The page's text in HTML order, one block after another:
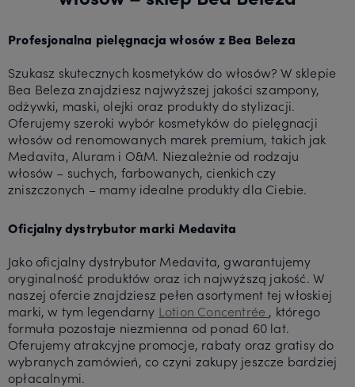
Profesjonalna pielęgnacja włosów z Bea Beleza
Szukasz skutecznych kosmetyków do włosów? W sklepie
Bea Beleza znajdziesz najwyższej jakości szampony,
odżywki, maski, olejki oraz produkty do stylizacji.
Oferujemy szeroki wybór kosmetyków do pielęgnacji
włosów od renomowanych marek premium, takich jak
Medavita, Aluram i O&M. Niezależnie od rodzaju
włosów – suchych, farbowanych, cienkich czy
zniszczonych – mamy idealne produkty dla Ciebie.
Oficjalny dystrybutor marki Medavita
Jako oficjalny dystrybutor Medavita, gwarantujemy
oryginalność produktów oraz ich najwyższą jakość. W
naszej ofercie znajdziesz pełen asortyment tej włoskiej
marki, w tym legendarny Lotion Concentrée , którego
formuła pozostaje niezmienna od ponad 60 lat.
Oferujemy atrakcyjne promocje, rabaty oraz gratisy do
wybranych zamówień, co czyni zakupy jeszcze bardziej
opłacalnymi.